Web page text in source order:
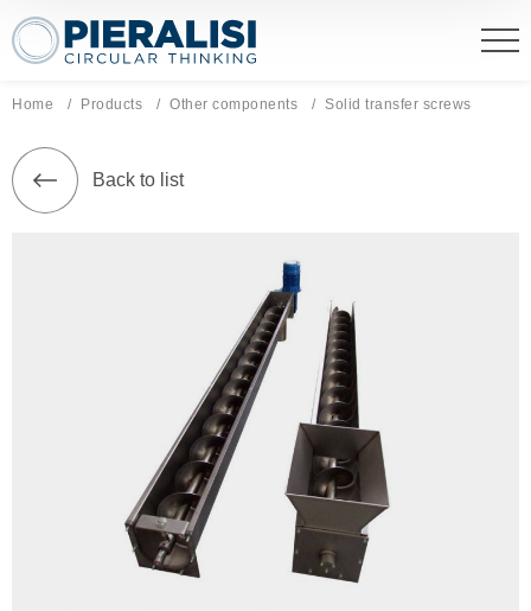
Pieralisi Maip Spa
Home Products Other components Current page:
Solid transfer screws
Back to list